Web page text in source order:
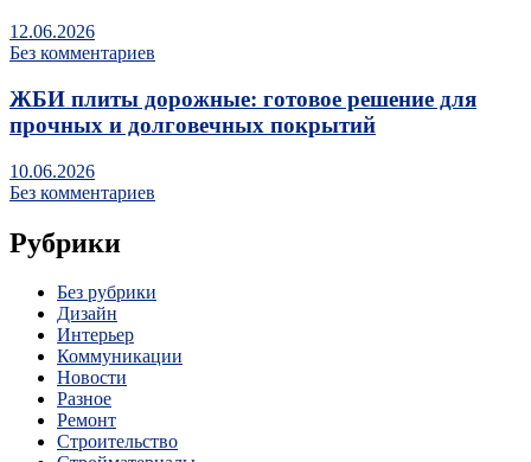
12.06.2026
Без комментариев
ЖБИ плиты дорожные: готовое решение для
прочных и долговечных покрытий
10.06.2026
Без комментариев
Рубрики
Без рубрики
Дизайн
Интерьер
Коммуникации
Новости
Разное
Ремонт
Строительство